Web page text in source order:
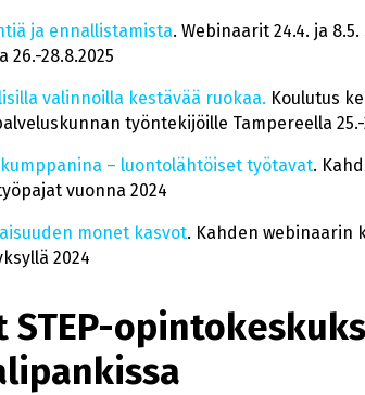
ja ennallistamista. Webinaarit 24.4. ja
26.-28.8.2025
valinnoilla kestävää ruokaa. Koulutus
työntekijöille Tampereella 25.-
– luontolähtöiset työtavat.
vuonna 2024
monet kasvot. Kahden webinaarin
2024